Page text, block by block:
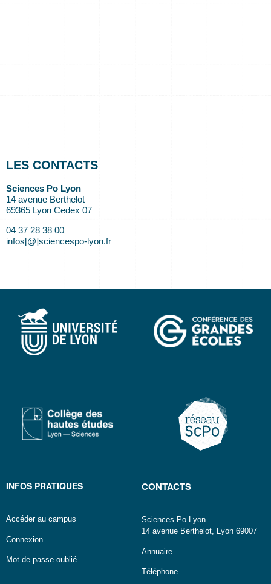
LES CONTACTS
Sciences Po Lyon
14 avenue Berthelot
69365 Lyon Cedex 07
04 37 28 38 00
infos[@]sciencespo-lyon.fr
INFOS PRATIQUES
Accéder au campus
Connexion
Mot de passe oublié
CONTACTS
Sciences Po Lyon
14 avenue Berthelot, Lyon 69007
Annuaire
Téléphone